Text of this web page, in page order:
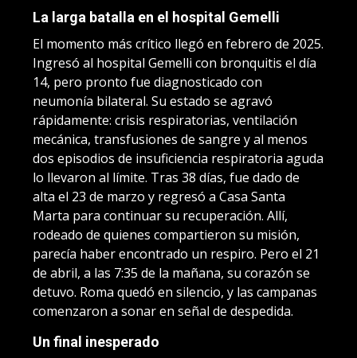
La larga batalla en el hospital Gemelli
El momento más crítico llegó en febrero de 2025.
Ingresó al hospital Gemelli con bronquitis el día
14, pero pronto fue diagnosticado con
neumonía bilateral. Su estado se agravó
rápidamente: crisis respiratorias, ventilación
mecánica, transfusiones de sangre y al menos
dos episodios de insuficiencia respiratoria aguda
lo llevaron al límite. Tras 38 días, fue dado de
alta el 23 de marzo y regresó a Casa Santa
Marta para continuar su recuperación. Allí,
rodeado de quienes compartieron su misión,
parecía haber encontrado un respiro. Pero el 21
de abril, a las 7:35 de la mañana, su corazón se
detuvo. Roma quedó en silencio, y las campanas
comenzaron a sonar en señal de despedida.
Un final inesperado